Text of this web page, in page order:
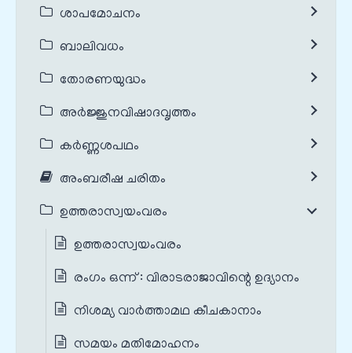
ശാപമോചനം
ബാലിവധം
തോരണയുദ്ധം
അർജ്ജുനവിഷാദവൃത്തം
കർണ്ണശപഥം
അംബരീഷ ചരിതം
ഉത്തരാസ്വയംവരം
ഉത്തരാസ്വയംവരം
രംഗം ഒന്ന് : വിരാടരാജാവിന്റെ ഉദ്യാനം
നിശമ്യ വാർത്താമഥ കീചകാനാം
സമയം മതിമോഹനം